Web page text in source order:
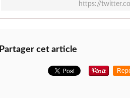
https://
Partager cet article